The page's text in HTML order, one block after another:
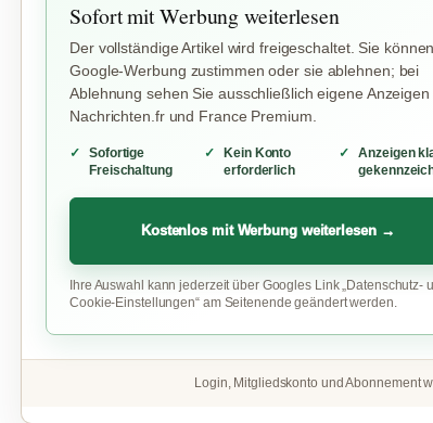
Sofort mit Werbung weiterlesen
Der vollständige Artikel wird freigeschaltet. Sie können
Google-Werbung zustimmen oder sie ablehnen; bei
Ablehnung sehen Sie ausschließlich eigene Anzeigen
Nachrichten.fr und France Premium.
Sofortige
Freischaltung
Kein Konto
erforderlich
Anzeigen
Kostenlos mit Werbung weiterlesen →
Ihre Auswahl kann jederzeit über Googles Link „Datenschutz-
Cookie-Einstellungen“ am Seitenende geändert werden.
Login, Mitgliedskonto und Abonnement